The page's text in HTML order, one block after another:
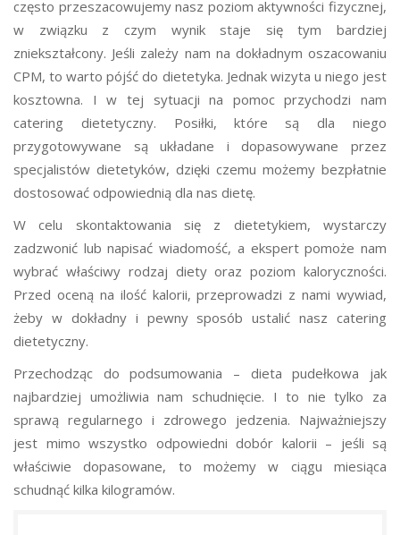
często przeszacowujemy nasz poziom aktywności fizycznej,
w związku z czym wynik staje się tym bardziej
zniekształcony. Jeśli zależy nam na dokładnym oszacowaniu
CPM, to warto pójść do dietetyka. Jednak wizyta u niego jest
kosztowna. I w tej sytuacji na pomoc przychodzi nam
catering dietetyczny. Posiłki, które są dla niego
przygotowywane są układane i dopasowywane przez
specjalistów dietetyków, dzięki czemu możemy bezpłatnie
dostosować odpowiednią dla nas dietę.
W celu skontaktowania się z dietetykiem, wystarczy
zadzwonić lub napisać wiadomość, a ekspert pomoże nam
wybrać właściwy rodzaj diety oraz poziom kaloryczności.
Przed oceną na ilość kalorii, przeprowadzi z nami wywiad,
żeby w dokładny i pewny sposób ustalić nasz catering
dietetyczny.
Przechodząc do podsumowania – dieta pudełkowa jak
najbardziej umożliwia nam schudnięcie. I to nie tylko za
sprawą regularnego i zdrowego jedzenia. Najważniejszy
jest mimo wszystko odpowiedni dobór kalorii – jeśli są
właściwie dopasowane, to możemy w ciągu miesiąca
schudnąć kilka kilogramów.